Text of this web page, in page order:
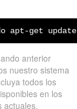
apt-get update
anterior
nuestro sistema
todos los
en los
actuales.